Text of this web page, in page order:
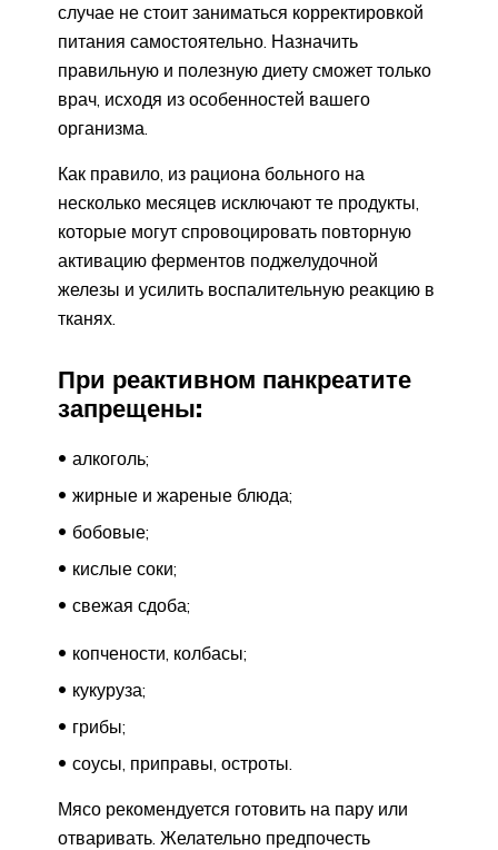
случае не стоит заниматься корректировкой
питания самостоятельно. Назначить
правильную и полезную диету сможет только
врач, исходя из особенностей вашего
организма.
Как правило, из рациона больного на
несколько месяцев исключают те продукты,
которые могут спровоцировать повторную
активацию ферментов поджелудочной
железы и усилить воспалительную реакцию в
тканях.
При реактивном панкреатите
запрещены:
алкоголь;
жирные и жареные блюда;
бобовые;
кислые соки;
свежая сдоба;
копчености, колбасы;
кукуруза;
грибы;
соусы, приправы, остроты.
Мясо рекомендуется готовить на пару или
отваривать. Желательно предпочесть